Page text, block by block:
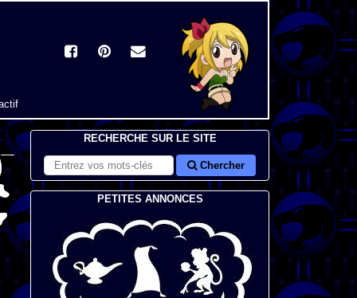
RECHERCHE SUR LE SITE
Chercher
PETITES ANNONCES